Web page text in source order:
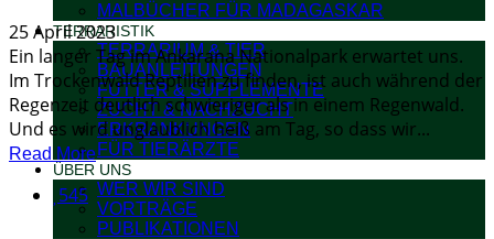
MALBÜCHER FÜR MADAGASKAR
TERRARISTIK
TERRARIUM & TIER
BAUANLEITUNGEN
FUTTER & SUPPLEMENTE
ZUCHT & NACHZUCHT
ERKRANKUNGEN
FÜR TIERÄRZTE
ÜBER UNS
WER WIR SIND
VORTRÄGE
PUBLIKATIONEN
25 April 2023
Ein langer Tag im Ankarana Nationalpark erwartet uns.
Im Trockenwald Reptilien zu finden, ist auch während der
Regenzeit deutlich schwieriger als in einem Regenwald.
Und es wird unglaublich heiß am Tag, so dass wir...
Read More
545